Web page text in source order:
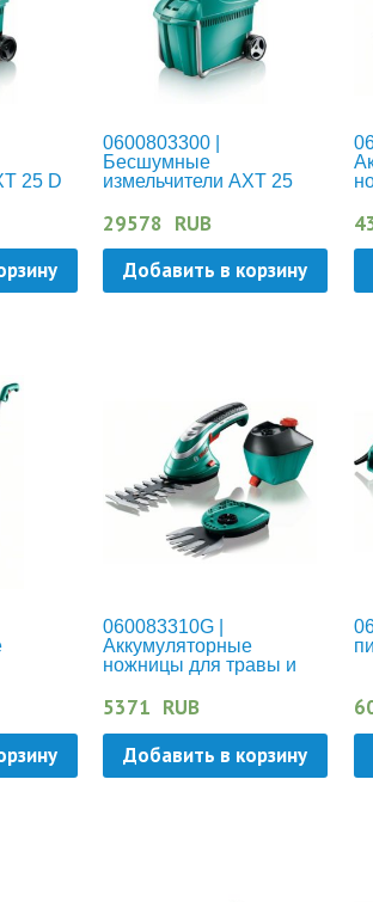
25 D
0600803300 |
Бесшумные
измельчители AXT 25
29578 RUB
Добавить в корзину
060083310G |
Аккумуляторные
ножницы для травы и
5371 RUB
Добавить в корзину